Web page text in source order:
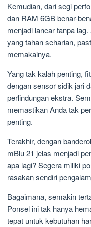
Kemudian, dari segi
dan RAM 6GB benar-
menjadi lancar tanpa
yang tahan seharian,
memakainya.
Yang tak kalah penting,
dengan sensor sidik jari
perlindungan ekstra.
memastikan Anda tak
penting.
Terakhir, dengan
mBlu 21 jelas menjadi
apa lagi? Segera miliki
rasakan sendiri
Bagaimana, semakin
Ponsel ini tak hanya
tepat untuk kebutuhan